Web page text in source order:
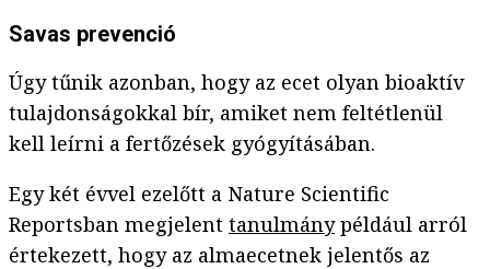
Savas prevenció
Úgy tűnik azonban, hogy az ecet olyan bioaktív
tulajdonságokkal bír, amiket nem feltétlenül
kell leírni a fertőzések gyógyításában.
Egy két évvel ezelőtt a Nature Scientific
Reportsban megjelent tanulmánypéldául arról
értekezett, hogy az almaecetnek jelentős az